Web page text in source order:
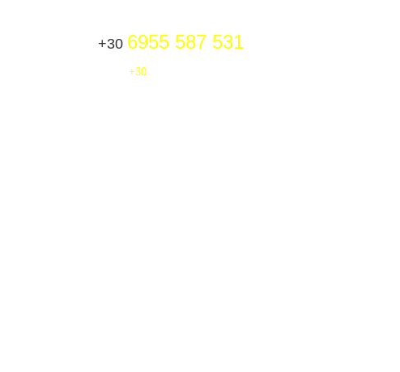
+30 6955 587 531
+30